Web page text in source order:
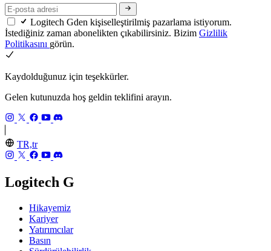
Logitech Gden kişiselleştirilmiş pazarlama istiyorum.
İstediğiniz zaman abonelikten çıkabilirsiniz. Bizim Gizlilik
Politikasını görün.
Kaydolduğunuz için teşekkürler.
Gelen kutunuzda hoş geldin teklifini arayın.
TR,tr
Logitech G
Hikayemiz
Kariyer
Yatırımcılar
Basın